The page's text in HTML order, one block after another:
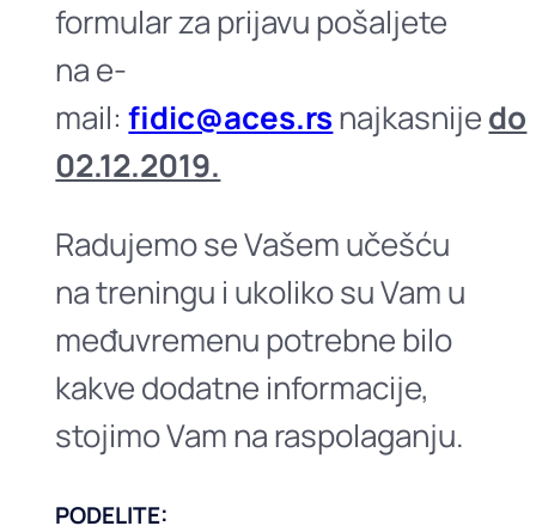
formular za prijavu pošaljete
na e-
mail: fidic@aces.rs najkasnije do
02.12.2019.
Radujemo se Vašem učešću
na treningu i ukoliko su Vam u
međuvremenu potrebne bilo
kakve dodatne informacije,
stojimo Vam na raspolaganju.
PODELITE: